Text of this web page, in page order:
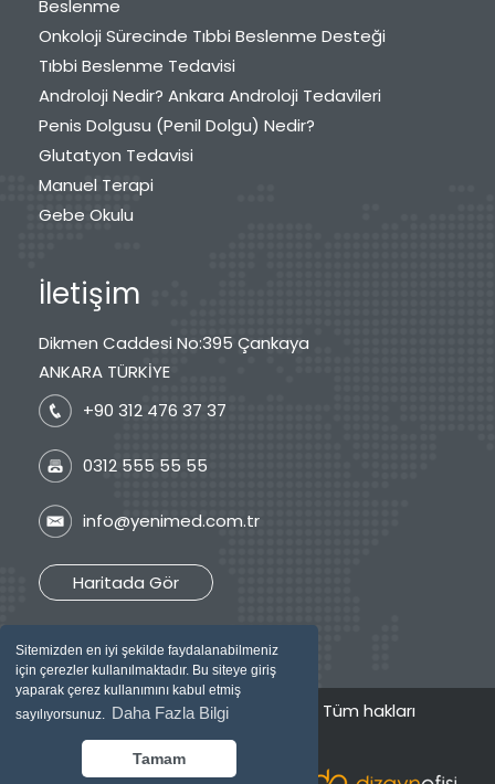
Sitemizden en iyi şekilde faydalanabilmeniz
için çerezler kullanılmaktadır. Bu siteye giriş
yaparak çerez kullanımını kabul etmiş
sayılıyorsunuz. Daha Fazla Bilgi
Tamam
Beslenme
Onkoloji Sürecinde Tıbbi Beslenme Desteği
Tıbbi Beslenme Tedavisi
Androloji Nedir? Ankara Androloji Tedavileri
Penis Dolgusu (Penil Dolgu) Nedir?
Glutatyon Tedavisi
Manuel Terapi
Gebe Okulu
İletişim
Dikmen Caddesi No:395 Çankaya
ANKARA TÜRKİYE
+90 312 476 37 37
0312 555 55 55
info@yenimed.com.tr
Haritada Gör
2026 © Özel Yenimed Tıp Merkezi / Tüm hakları
saklıdır.